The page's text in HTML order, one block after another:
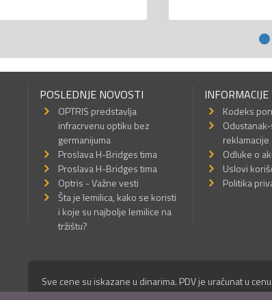
POSLEDNJE NOVOSTI
OPTRIS predstavlja
infracrvenu optiku bez
germanijuma
Proslava H-Bridges tima
Proslava H-Bridges tima
Optris - Važne vesti
Šta je lemilica, kako se koristi
i koje su najbolje lemilice na
tržištu?
INFORMACIJE
Kodeks
reklamacije
Odluke o
Uslovi
Politika
Sve cene su iskazane u dinarima. PDV je uračunat u cenu.
© Mikro Princ 1999 - 2026. Sva prava su zadržana.